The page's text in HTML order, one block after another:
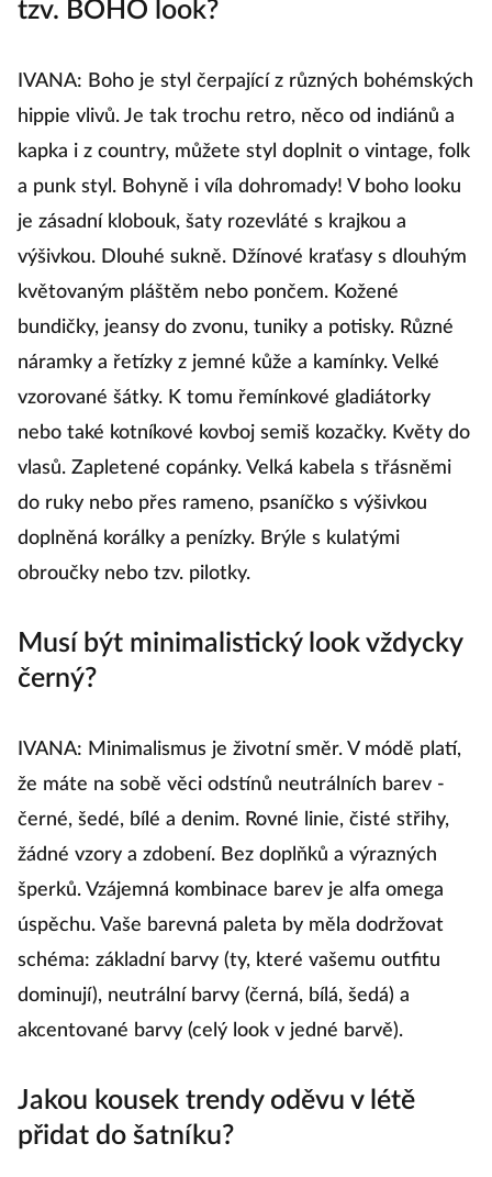
tzv. BOHO look?
IVANA: Boho je styl čerpající z různých bohémských
hippie vlivů. Je tak trochu retro, něco od indiánů a
kapka i z country, můžete styl doplnit o vintage, folk
a punk styl. Bohyně i víla dohromady! V boho looku
je zásadní klobouk, šaty rozevláté s krajkou a
výšivkou. Dlouhé sukně. Džínové kraťasy s dlouhým
květovaným pláštěm nebo pončem. Kožené
bundičky, jeansy do zvonu, tuniky a potisky. Různé
náramky a řetízky z jemné kůže a kamínky. Velké
vzorované šátky. K tomu řemínkové gladiátorky
nebo také kotníkové kovboj semiš kozačky. Květy do
vlasů. Zapletené copánky. Velká kabela s třásněmi
do ruky nebo přes rameno, psaníčko s výšivkou
doplněná korálky a penízky. Brýle s kulatými
obroučky nebo tzv. pilotky.
Musí být minimalistický look vždycky
černý?
IVANA: Minimalismus je životní směr. V módě platí,
že máte na sobě věci odstínů neutrálních barev -
černé, šedé, bílé a denim. Rovné linie, čisté střihy,
žádné vzory a zdobení. Bez doplňků a výrazných
šperků. Vzájemná kombinace barev je alfa omega
úspěchu. Vaše barevná paleta by měla dodržovat
schéma: základní barvy (ty, které vašemu outfitu
dominují), neutrální barvy (černá, bílá, šedá) a
akcentované barvy (celý look v jedné barvě).
Jakou kousek trendy oděvu v létě
přidat do šatníku?